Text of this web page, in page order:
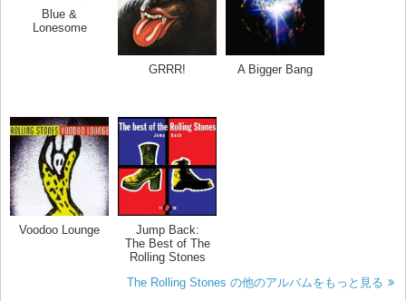
Blue &
Lonesome
GRRR! A Bigger Bang
Voodoo Lounge
Jump Back:
The Best of The
Rolling Stones
The Rolling Stones の他のアルバムをもっと見る